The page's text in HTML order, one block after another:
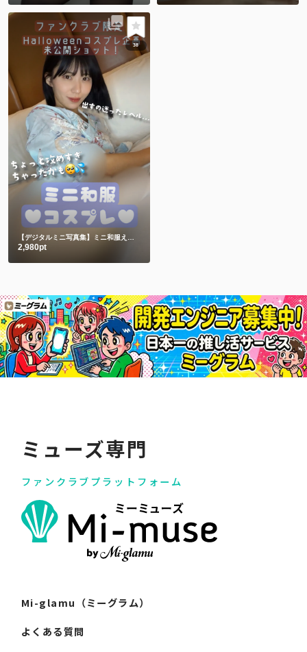
38
2,980pt
ミューズ専門
ファンクラブプラットフォーム
Mi-glamu（ミーグラム）
よくある質問